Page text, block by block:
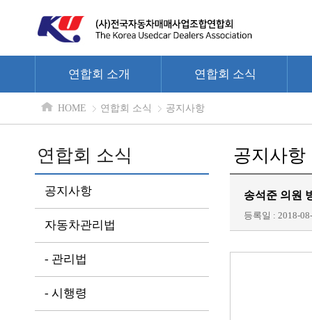
연합회 소개 연합회 소식
HOME 연합회 소식 공지사항
연합회 소식
공지사항
자동차관리법
- 관리법
- 시행령
공지사항
송석준 의원
등록일 : 2018-